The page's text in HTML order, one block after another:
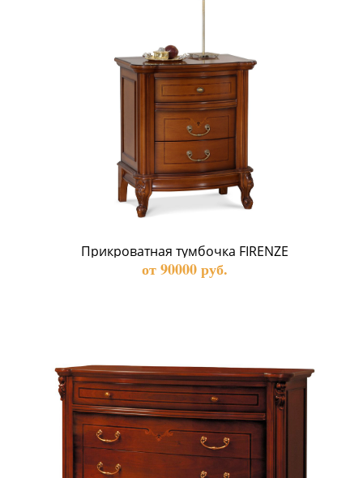
Прикроватная тумбочка FIRENZE
от 90000 руб.